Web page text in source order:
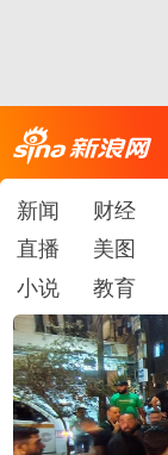
新闻 财经
直播
美图
小说
教育